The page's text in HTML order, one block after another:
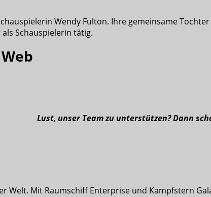
Wendy Fulton. Ihre gemeinsame
Schauspielerin tätig.
Lust, unser Team zu unterstützen? Dann
Welt. Mit Raumschiff Enterprise und Kampfstern